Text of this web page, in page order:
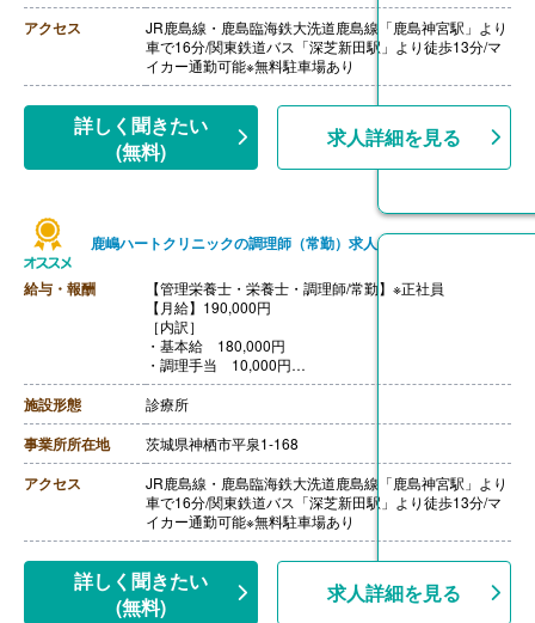
アクセス
JR鹿島線・鹿島臨海鉄大洗道鹿島線「鹿島神宮駅」より
車で16分/関東鉄道バス「深芝新田駅」より徒歩13分/マ
イカー通勤可能※無料駐車場あり
詳しく聞きたい
(無料)
求人詳細を見る
鹿嶋ハートクリニックの調理師（常勤）求人
給与・報酬
【管理栄養士・栄養士・調理師/常勤】※正社員
【月給】190,000円
［内訳］
・基本給 180,000円
・調理手当 10,000円
【賞与】年2回（計2.50ヶ月分）※前年度実績
【通勤手当】あり（上限20,000円/月）
【昇給】あり（1月あたり2.00％）※前年度実績
【退職金】なし
施設形態 診療所
事業所所在地 茨城県神栖市平泉1-168
アクセス
JR鹿島線・鹿島臨海鉄大洗道鹿島線「鹿島神宮駅」より
車で16分/関東鉄道バス「深芝新田駅」より徒歩13分/マ
イカー通勤可能※無料駐車場あり
詳しく聞きたい
(無料)
求人詳細を見る